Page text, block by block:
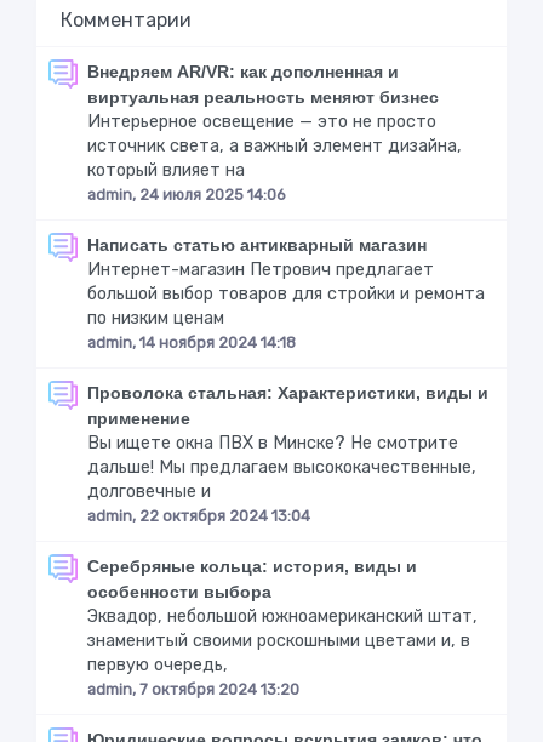
Комментарии
Внедряем AR/VR: как дополненная и
виртуальная реальность меняют бизнес
Интерьерное освещение — это не просто
источник света, а важный элемент дизайна,
который влияет на
admin, 24 июля 2025 14:06
Написать статью антикварный магазин
Интернет-магазин Петрович предлагает
большой выбор товаров для стройки и ремонта
по низким ценам
admin, 14 ноября 2024 14:18
Проволока стальная: Характеристики, виды и
применение
Вы ищете окна ПВХ в Минске? Не смотрите
дальше! Мы предлагаем высококачественные,
долговечные и
admin, 22 октября 2024 13:04
Серебряные кольца: история, виды и
особенности выбора
Эквадор, небольшой южноамериканский штат,
знаменитый своими роскошными цветами и, в
первую очередь,
admin, 7 октября 2024 13:20